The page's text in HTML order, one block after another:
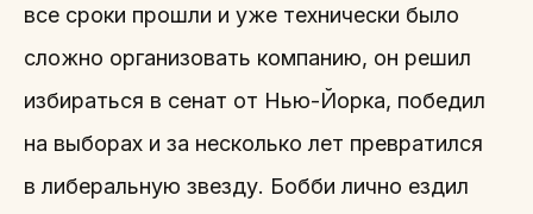
все сроки прошли и уже технически было
сложно организовать компанию, он решил
избираться в сенат от Нью-Йорка, победил
на выборах и за несколько лет превратился
в либеральную звезду. Бобби лично ездил